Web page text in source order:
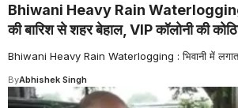
Bhiwani Heavy Rain Waterlogging :
की बारिश से शहर बेहाल, VIP कॉलोनी की
Bhiwani Heavy Rain Waterlogging : भिवानी में
ByAbhishek Singh